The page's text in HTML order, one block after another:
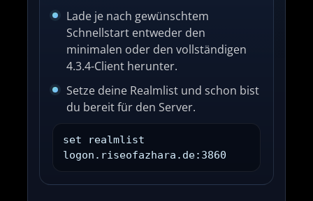
Lade je nach gewünschtem
Schnellstart entweder den
minimalen oder den vollständigen
4.3.4-Client herunter.
Setze deine Realmlist und schon bist
du bereit für den Server.
set realmlist
logon.riseofazhara.de:3860